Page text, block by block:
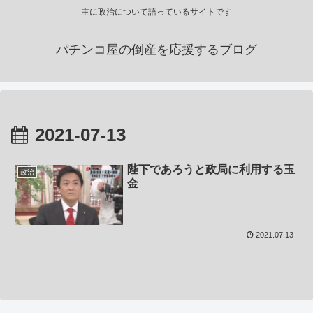
主に政治について語っているサイトです
パチンコ屋の倒産を応援するブログ
2021-07-13
政治
陛下であろうと政局に利用する玉
金
2021.07.13